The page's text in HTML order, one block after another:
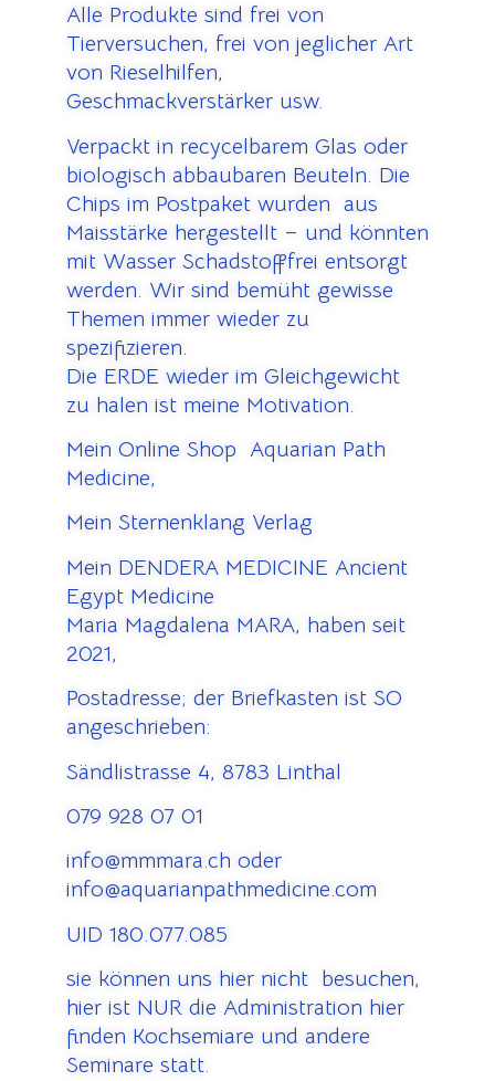
Alle Produkte sind frei von
Tierversuchen, frei von jeglicher Art
von Rieselhilfen,
Geschmackverstärker usw.
Verpackt in recycelbarem Glas oder
biologisch abbaubaren Beuteln. Die
Chips im Postpaket wurden aus
Maisstärke hergestellt – und könnten
mit Wasser Schadstofffrei entsorgt
werden. Wir sind bemüht gewisse
Themen immer wieder zu
spezifizieren.
Die ERDE wieder im Gleichgewicht
zu halen ist meine Motivation.
Mein Online Shop Aquarian Path
Medicine,
Mein Sternenklang Verlag
Mein DENDERA MEDICINE Ancient
Egypt Medicine
Maria Magdalena MARA, haben seit
2021,
Postadresse; der Briefkasten ist SO
angeschrieben:
Sändlistrasse 4, 8783 Linthal
079 928 07 01
info@mmmara.ch oder
info@aquarianpathmedicine.com
UID 180.077.085
sie können uns hier nicht besuchen,
hier ist NUR die Administration hier
finden Kochsemiare und andere
Seminare statt.